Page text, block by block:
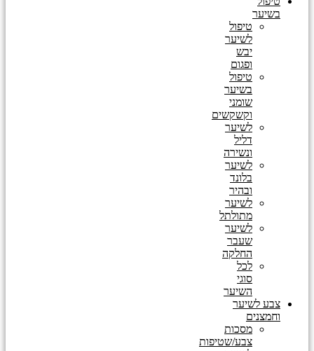
בשיער
טיפול
לשיער
יבש
ופגום
טיפול
בשיער
שומני
וקשקשים
לשיער
דליל
ונשירה
לשיער
בלונד
ובהיר
לשיער
מתולתל
לשיער
שעבר
החלקה
לכל
סוגי
השיער
צבע לשיער
וחמצנים
מסכות
צבע/שטיפות